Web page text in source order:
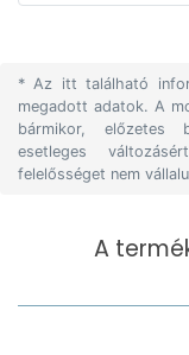
* Az itt található
megadott adatok. A
bármikor, előzetes
esetleges
felelősséget nem
A